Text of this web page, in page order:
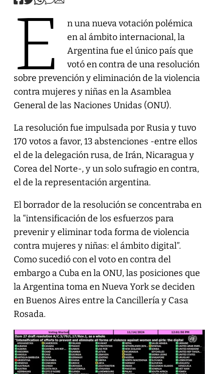
E
n una nueva votación polémica
en al ámbito internacional, la
Argentina fue el único país que
votó en contra de una resolución
sobre prevención y eliminación de la violencia
contra mujeres y niñas en la Asamblea
General de las Naciones Unidas (ONU).
La resolución fue impulsada por Rusia y tuvo
170 votos a favor, 13 abstenciones -entre ellos
el de la delegación rusa, de Irán, Nicaragua y
Corea del Norte-, y un solo sufragio en contra,
el de la representación argentina.
El borrador de la resolución se concentraba en
la “intensificación de los esfuerzos para
prevenir y eliminar toda forma de violencia
contra mujeres y niñas: el ámbito digital”.
Como sucedió con el voto en contra del
embargo a Cuba en la ONU, las posiciones que
la Argentina toma en Nueva York se deciden
en Buenos Aires entre la Cancillería y Casa
Rosada.